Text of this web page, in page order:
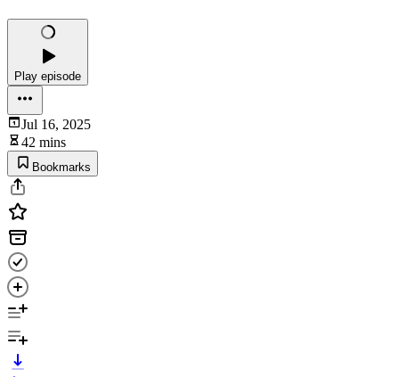
Play episode
Jul 16, 2025
42 mins
Bookmarks